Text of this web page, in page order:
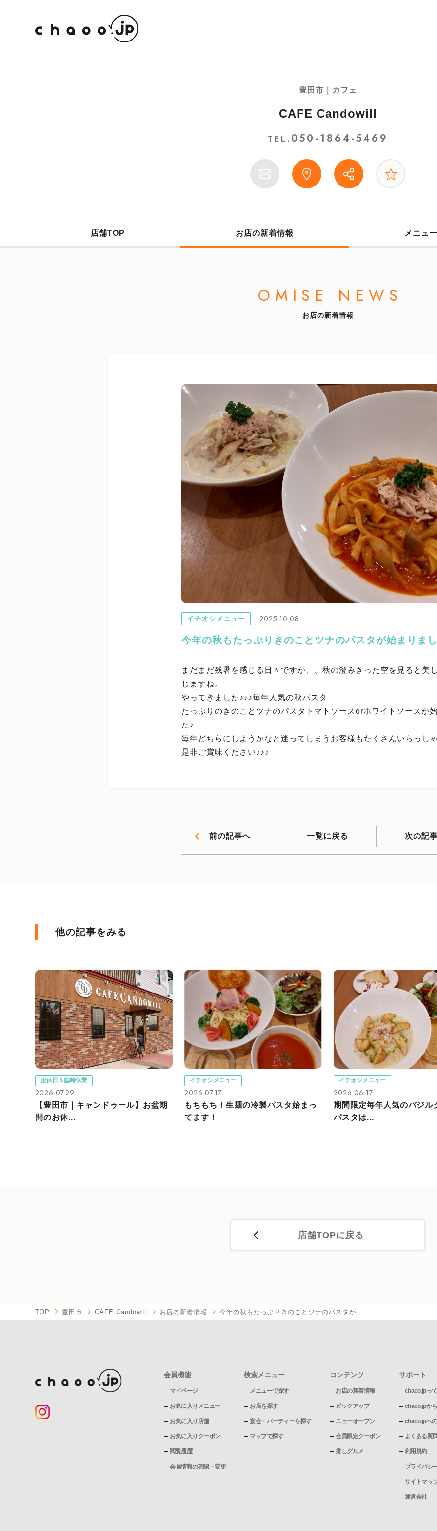
豊田市｜カフェ
CAFE Candowill
TEL. 050-1864-5469
店舗TOP お店の新着情報 メニュ
OMISE NEWS
お店の新着情報
イチオシメニュー 2025.10.08
今年の秋もたっぷりきのことツナのパスタが始まりま
まだまだ残暑を感じる日々ですが、、秋の澄みきった空を見ると美
じますね。
やってきました♪♪♪毎年人気の秋パスタ
たっぷりのきのことツナのパスタトマトソースorホワイトソースが
た♪
毎年どちらにしようかなと迷ってしまうお客様もたくさんいらっし
是非ご賞味ください♪♪♪
前の記事へ 次の記
一覧に戻る
他の記事をみる
定休日＆臨時休業
2026.07.29
【豊田市｜キャンドゥール】お盆期
間のお休...
イチオシメニュー
2026.07.17
もちもち！生麺の冷製パスタ始まっ
てます！
イチオシメニュー
2026.06.17
期間限定毎年人気のバジル
パスタは...
店舗TOPに戻る
TOP 豊田市 CAFE Candowill お店の新着情報 今年の秋もたっぷりきのことツナのパスタが…
会員機能
マイページ
お気に入りメニュー
お気に入り店舗
お気に入りクーポン
閲覧履歴
会員情報の確認・変更
検索メニュー
メニューで探す
お店を探す
宴会・パーティーを探す
マップで探す
コンテンツ
お店の新着情報
ピックアップ
ニューオープン
会員限定クーポン
推しグルメ
サポート
chaoo.jpっ
chaoo.jpか
chaoo.jpへ
よくある質
利用規約
プライバシ
サイトマッ
運営会社